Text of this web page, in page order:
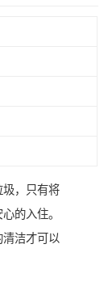
圾，只有将
的入住。
清洁才可以